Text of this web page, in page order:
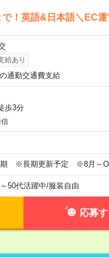
！英語&日本語＼EC運
給あり
通勤交通費支給
歩3分
期 ※長期更新予定 ※8月～
50代活躍中/服装自由
応募